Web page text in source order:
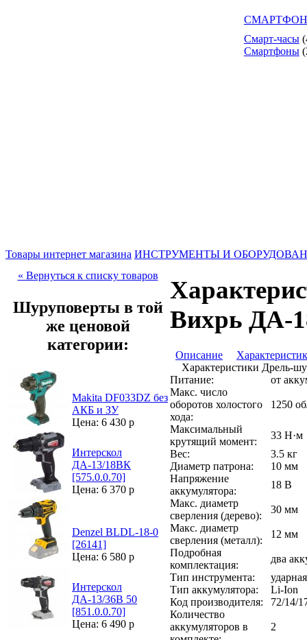
Смарт-часы
Смартфоны
Товары интернет магазина ИНСТРУМЕНТЫ И
« Вернуться к списку товаров
Шуруповерты в той
же ценовой
категории:
Makita DF033DZ без
АКБ и ЗУ
Цена: 6 430 р
Интерскол
ДА-13/18ВК
[575.0.0.70]
Цена: 6 370 р
Denzel BLDL-18-0
[26141]
Цена: 6 580 р
Интерскол
ДА-13/36В 50
[851.0.0.70]
Цена: 6 490 р
Вихрь ДА-
Описание
Характеристики Дрель-
Питание:
от
Макс. число
оборотов холостого
хода:
1250
Максимальный
крутящий момент:
33 Н·м
Вес:
3.5 кг
Диаметр патрона:
10 мм
Напряжение
аккумулятора:
18 В
Макс. диаметр
сверления (дерево):
30 мм
Макс. диаметр
сверления (металл):
12 мм
Подробная
комплектация:
два
Тип инструмента:
Тип аккумулятора:
Li-Ion
Код производителя:
72/14/
Количество
аккумуляторов в
2